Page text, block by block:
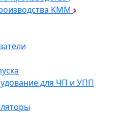
KMM
для ЧП и УПП